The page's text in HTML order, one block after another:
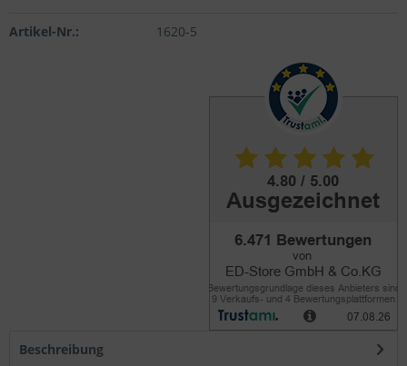
Artikel-Nr.: 1620-5
Beschreibung